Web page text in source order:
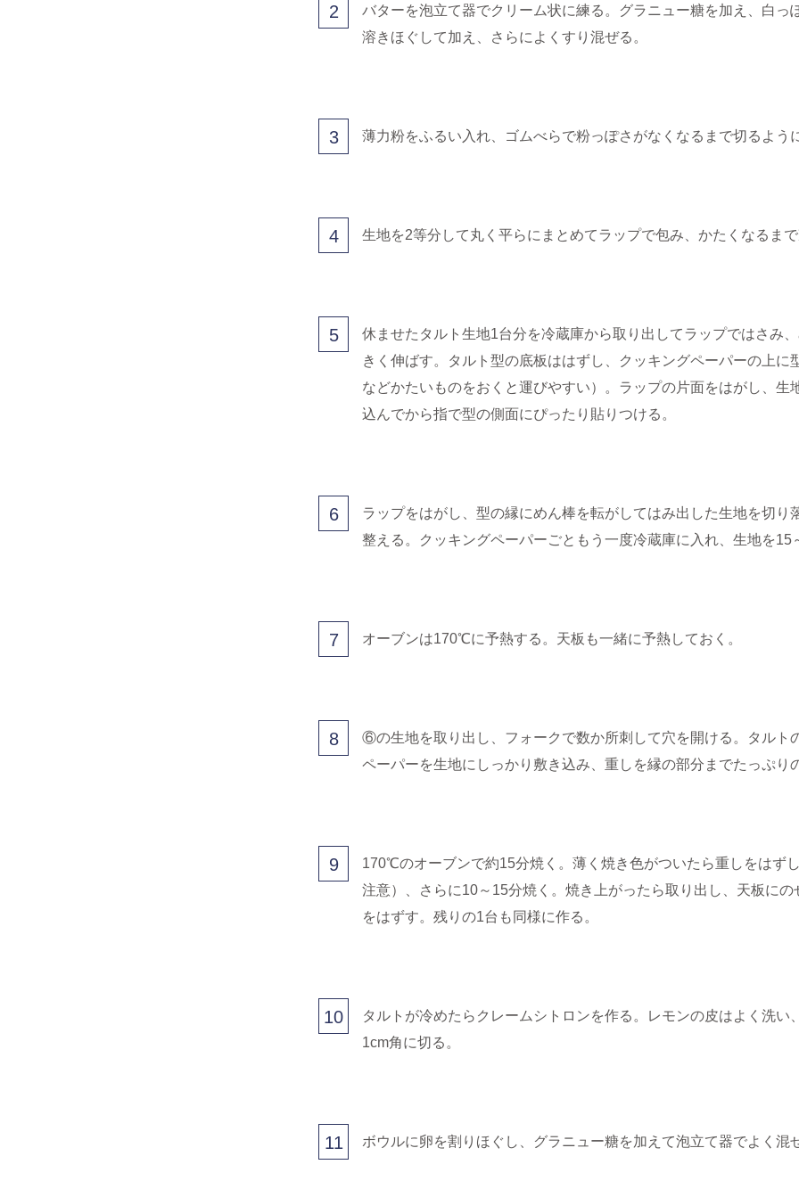
2
バターを泡立て器でクリーム状に練る。グラニュー糖を加え、白っ
溶きほぐして加え、さらによくすり混ぜる。
3 薄力粉をふるい入れ、ゴムべらで粉っぽさがなくなるまで切るよう
4 生地を2等分して丸く平らにまとめてラップで包み、かたくなるま
5
休ませたタルト生地1台分を冷蔵庫から取り出してラップではさみ
きく伸ばす。タルト型の底板ははずし、クッキングペーパーの上に
などかたいものをおくと運びやすい）。ラップの片面をはがし、生
込んでから指で型の側面にぴったり貼りつける。
6
ラップをはがし、型の縁にめん棒を転がしてはみ出した生地を切り
整える。クッキングペーパーごともう一度冷蔵庫に入れ、生地を15
7 オーブンは170℃に予熱する。天板も一緒に予熱しておく。
8
⑥の生地を取り出し、フォークで数か所刺して穴を開ける。タルト
ペーパーを生地にしっかり敷き込み、重しを縁の部分までたっぷり
9
170℃のオーブンで約15分焼く。薄く焼き色がついたら重しをはず
注意）、さらに10～15分焼く。焼き上がったら取り出し、天板に
をはずす。残りの1台も同様に作る。
10
タルトが冷めたらクレームシトロンを作る。レモンの皮はよく洗い
1cm角に切る。
11 ボウルに卵を割りほぐし、グラニュー糖を加えて泡立て器でよく混